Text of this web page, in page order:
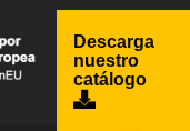
Descarga
nuestro
catálogo